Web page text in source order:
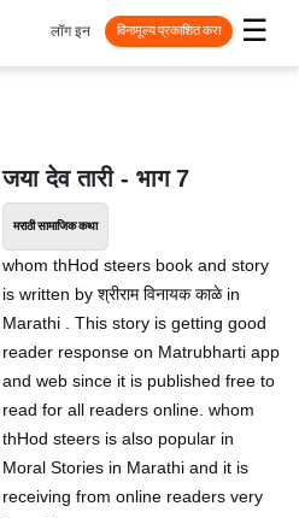
☰
लॉग इन विनामूल्य प्रकाशित करा
जया देव तारी - भाग 7
मराठी सामाजिक कथा
whom thHod steers book and story
is written by श्रीराम विनायक काळे in
Marathi . This story is getting good
reader response on Matrubharti app
and web since it is published free to
read for all readers online. whom
thHod steers is also popular in
Moral Stories in Marathi and it is
receiving from online readers very